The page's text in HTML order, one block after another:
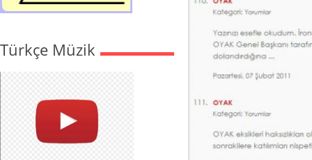
Türkçe Müzik